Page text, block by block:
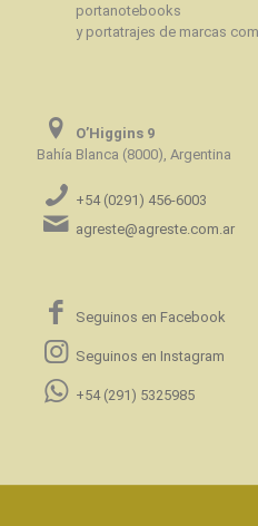
portanotebooks
y portatrajes de marcas
O’Higgins 9
Bahía Blanca (8000), Argentina
+54 (0291) 456-6003
agreste@agreste.com.ar
Seguinos en Facebook
Seguinos en Instagram
+54 (291) 5325985